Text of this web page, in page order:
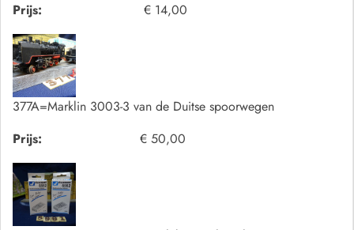
Prijs:
€ 14,00
377A=Marklin 3003-3 van de Duitse spoorwegen
Prijs:
€ 50,00